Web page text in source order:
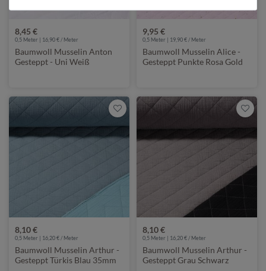
8,45 €
0,5 Meter | 16,90 € / Meter
Baumwoll Musselin Anton
Gesteppt - Uni Weiß
9,95 €
0,5 Meter | 19,90 € / Meter
Baumwoll Musselin Alice -
Gesteppt Punkte Rosa Gold
8,10 €
0,5 Meter | 16,20 € / Meter
Baumwoll Musselin Arthur -
Gesteppt Türkis Blau 35mm
8,10 €
0,5 Meter | 16,20 € / Meter
Baumwoll Musselin Arthur -
Gesteppt Grau Schwarz